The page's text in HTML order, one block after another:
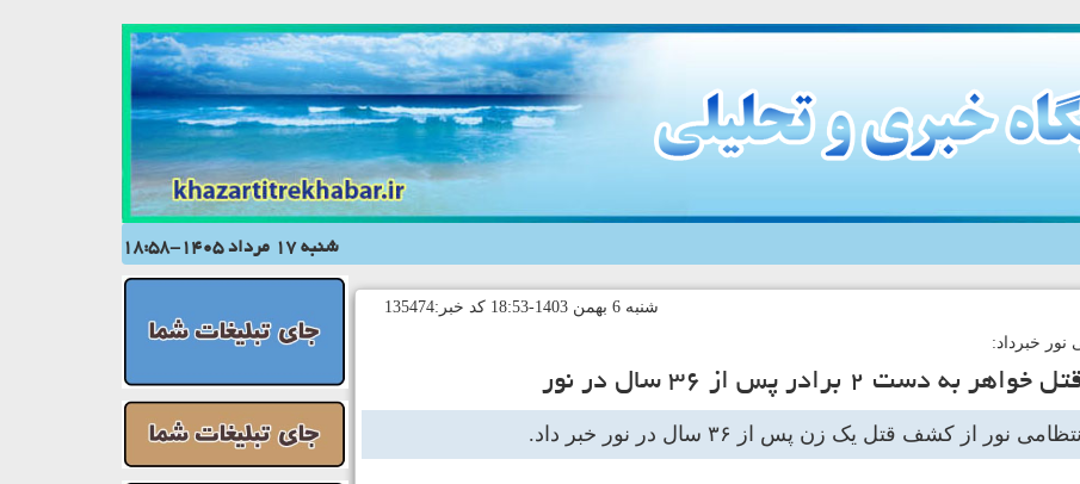
شنبه 17 مرداد 1405-18:58
شنبه 6 بهمن 1403-18:53 کد خبر:135474
نور خبرداد:
دست ۲ برادر پس از ۳۶ سال در نور
نور از کشف قتل یک زن پس از ۳۶ سال در نور خبر داد.